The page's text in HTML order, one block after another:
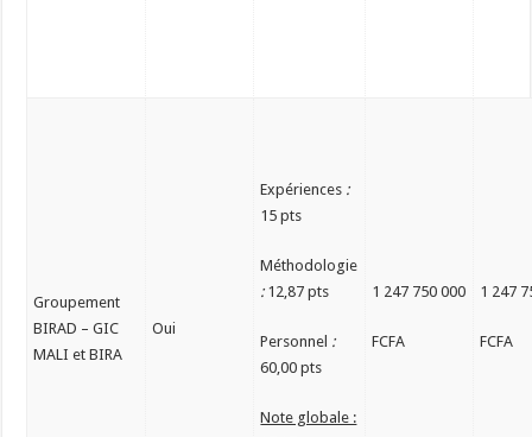
Groupement
BIRAD – GIC
MALI et BIRA
Oui
Expériences :
15 pts
Méthodologie
: 12,87 pts
Personnel :
60,00 pts
Note globale :
1 247 750 000
FCFA
1 247
FCFA